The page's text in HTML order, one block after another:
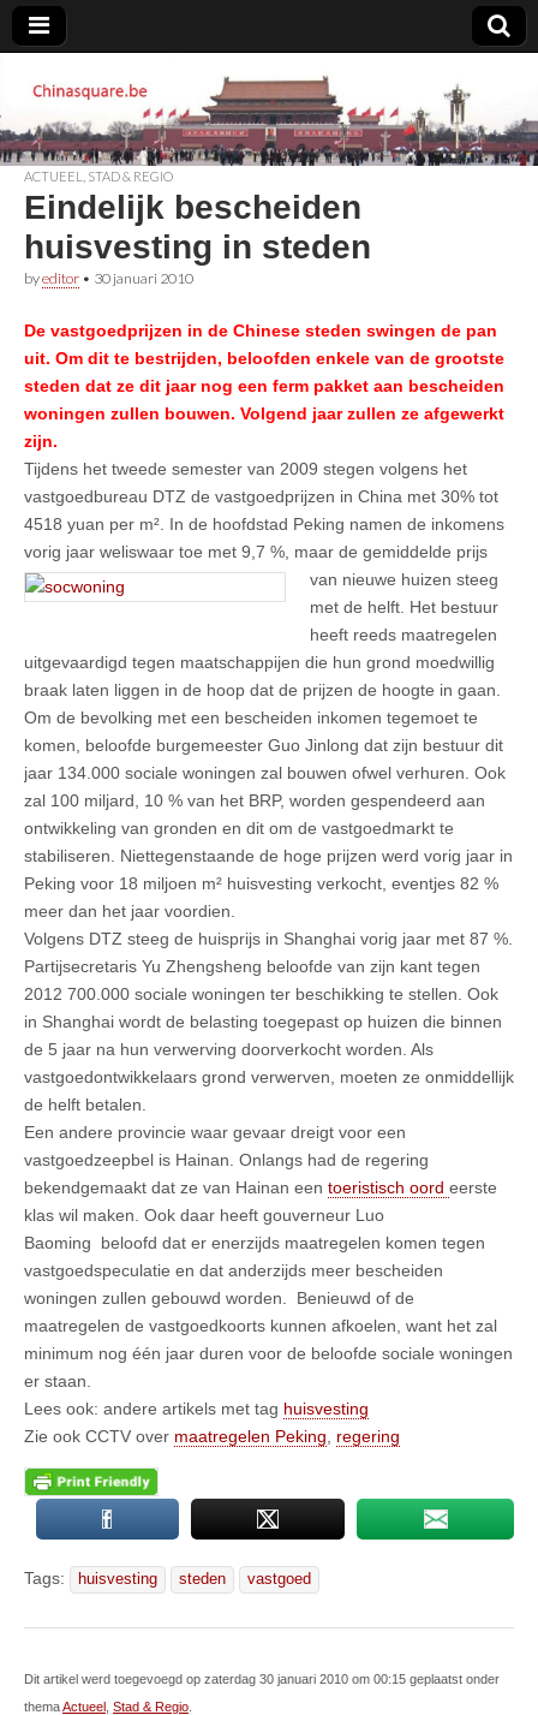
Chinasquare.be
ACTUEEL STAD & REGIO
Eindelijk bescheiden
huisvesting in steden
byeditor • 30 januari 2010
De vastgoedprijzen in de Chinese steden swingen de pan
uit. Om dit te bestrijden, beloofden enkele van de grootste
steden dat ze dit jaar nog een ferm pakket aan bescheiden
woningen zullen bouwen. Volgend jaar zullen ze afgewerkt
zijn.
Tijdens het tweede semester van 2009 stegen volgens het
vastgoedbureau DTZ de vastgoedprijzen in China met 30% tot
4518 yuan per m². In de hoofdstad Peking namen de inkomens
vorig jaar weliswaar toe met 9,7 %, maar de gemiddelde prijs
van nieuwe huizen steeg
met de helft. Het bestuur
heeft reeds maatregelen
uitgevaardigd tegen maatschappijen die hun grond moedwillig
braak laten liggen in de hoop dat de prijzen de hoogte in gaan.
Om de bevolking met een bescheiden inkomen tegemoet te
komen, beloofde burgemeester Guo Jinlong dat zijn bestuur dit
jaar 134.000 sociale woningen zal bouwen ofwel verhuren. Ook
zal 100 miljard, 10 % van het BRP, worden gespendeerd aan
ontwikkeling van gronden en dit om de vastgoedmarkt te
stabiliseren. Niettegenstaande de hoge prijzen werd vorig jaar in
Peking voor 18 miljoen m² huisvesting verkocht, eventjes 82 %
meer dan het jaar voordien.
Volgens DTZ steeg de huisprijs in Shanghai vorig jaar met 87 %.
Partijsecretaris Yu Zhengsheng beloofde van zijn kant tegen
2012 700.000 sociale woningen ter beschikking te stellen. Ook
in Shanghai wordt de belasting toegepast op huizen die binnen
de 5 jaar na hun verwerving doorverkocht worden. Als
vastgoedontwikkelaars grond verwerven, moeten ze onmiddellijk
de helft betalen.
Een andere provincie waar gevaar dreigt voor een
vastgoedzeepbel is Hainan. Onlangs had de regering
bekendgemaakt dat ze van Hainan een toeristisch oord eerste
klas wil maken. Ook daar heeft gouverneur Luo
Baoming beloofd dat er enerzijds maatregelen komen tegen
vastgoedspeculatie en dat anderzijds meer bescheiden
woningen zullen gebouwd worden. Benieuwd of de
maatregelen de vastgoedkoorts kunnen afkoelen, want het zal
minimum nog één jaar duren voor de beloofde sociale woningen
er staan.
Lees ook: andere artikels met tag huisvesting
Zie ook CCTV over maatregelen Peking regering
Tags: huisvesting steden vastgoed
Dit artikel werd toegevoegd op zaterdag 30 januari 2010 om 00:15 geplaatst onder
themaActueel Stad & Regio